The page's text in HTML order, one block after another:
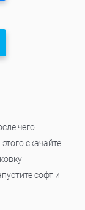
чего
скачайте
софт и